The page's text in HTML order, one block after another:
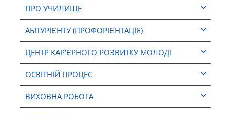
ПРО УЧИЛИЩЕ
АБІТУРІЄНТУ (ПРОФОРІЄНТАЦІЯ)
ЦЕНТР КАР’ЄРНОГО РОЗВИТКУ МОЛОДІ
ОСВІТНІЙ ПРОЦЕС
ВИХОВНА РОБОТА